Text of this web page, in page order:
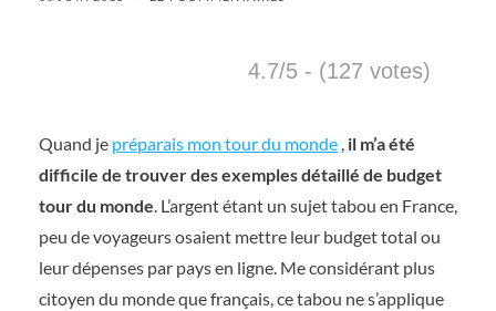
4.7/5 - (127 votes)
Quand je préparais mon tour du monde , il m’a été
difficile de trouver des exemples détaillé de budget
tour du monde. L’argent étant un sujet tabou en France,
peu de voyageurs osaient mettre leur budget total ou
leur dépenses par pays en ligne. Me considérant plus
citoyen du monde que français, ce tabou ne s’applique